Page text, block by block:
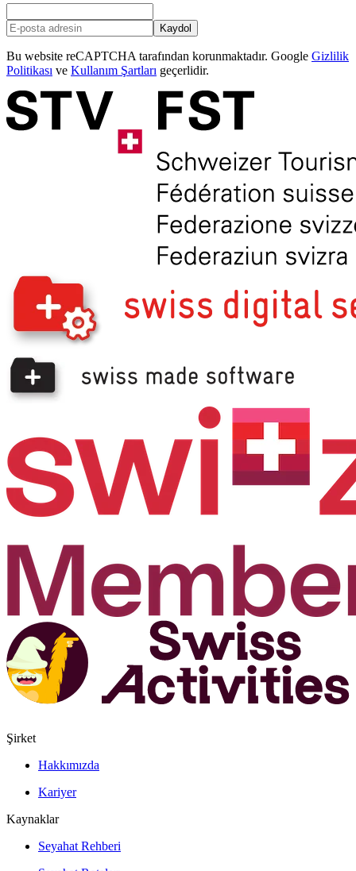
Kaydol
Bu website reCAPTCHA tarafından korunmaktadır. Google Gizlilik
Politikası ve Kullanım Şartları geçerlidir.
Şirket
Hakkımızda
Kariyer
Kaynaklar
Seyahat Rehberi